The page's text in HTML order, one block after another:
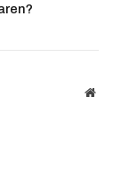
Website